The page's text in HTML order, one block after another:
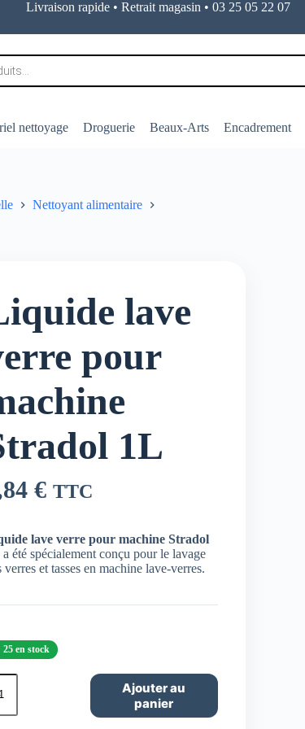
Livraison rapide • Retrait magasin • 03 25 05 22 07
nettoyage Droguerie Beaux-Arts Encadrement
Nettoyant alimentaire
lave
pour
1L
€ TTC
lave verre pour machine Stradol
a été spécialement conçu pour le lavage
verres et tasses en machine lave-verres.
25 en stock
Ajouter au
panier